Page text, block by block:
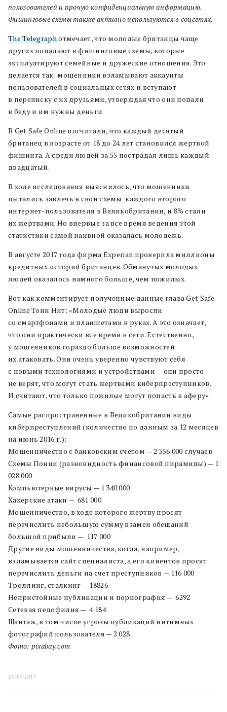
пользователей и прочую конфиденциальную информацию.
Фишинговые схемы также активно используются в соцсетях.
The Telegraphотмечает, что молодые британцы чаще
других попадают в фишинговые схемы, которые
эксплуатируют семейные и дружеские отношения. Это
делается так: мошенники взламывают аккаунты
пользователей в социальных сетях и вступают
в переписку с их друзьями, утверждая что они попали
в беду и им нужны деньги.
В Get Safe Online посчитали, что каждый десятый
британец в возрасте от 18 до 24 лет становился жертвой
фишинга. А среди людей за 55 пострадал лишь каждый
двадцатый.
В ходе исследования выяснилось, что мошенники
пытались завлечь в свои схемы каждого второго
интернет-пользователя в Великобритании, и 8% стали
их жертвами. Но впервые за все время ведения этой
статистики самой наивной оказалась молодежь.
В августе 2017 года фирма Experian проверила миллионы
кредитных историй британцев. Обманутых молодых
людей оказалось намного больше, чем пожилых.
Вот как комментирует полученные данные глава Get Safe
Online Тони Нит: «Молодые люди выросли
со смартфонами и планшетами в руках. А это означает,
что они практически все время в сети. Естественно,
у мошенников гораздо больше возможностей
их атаковать. Они очень уверенно чувствуют себя
с новыми технологиями и устройствами — они просто
не верят, что могут стать жертвами киберпреступников.
И считают, что только пожилые могут попасть в аферу».
Самые распространенные в Великобритании виды
киберпреступлений (количество по данным за 12 месяцев
на июнь 2016 г.):
Мошенничество с банковским счетом — 2 356 000 случаев
Схемы Понци (разновидность финансовой пирамиды) — 1
028 000
Компьютерные вирусы — 1 340 000
Хакерские атаки — 681 000
Мошенничество, в ходе которого жертву просят
перечислить небольшую сумму взамен обещаний
большой прибыли — 117 000
Другие виды мошенничества, когда, например,
взламывается сайт специалиста, а его клиентов просят
перечислить деньги на счет преступников — 116 000
Троллинг, сталкинг — 18826
Непристойные публикации и порнография — 6292
Сетевая педофилия — 4 184
Шантаж, в том числе угрозы публикаций интимных
фотографий пользователя — 2 028
Фото: pixabay.com
23/10/2017